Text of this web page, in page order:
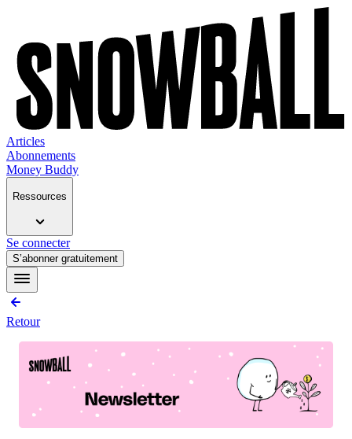
Articles
Abonnements
Money Buddy
Ressources
Se connecter
S’abonner gratuitement
Retour